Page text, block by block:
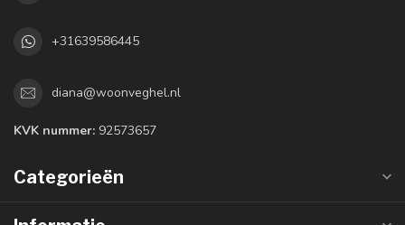
+31639586445
diana@woonveghel.nl
KVK nummer: 92573657
Categorieën